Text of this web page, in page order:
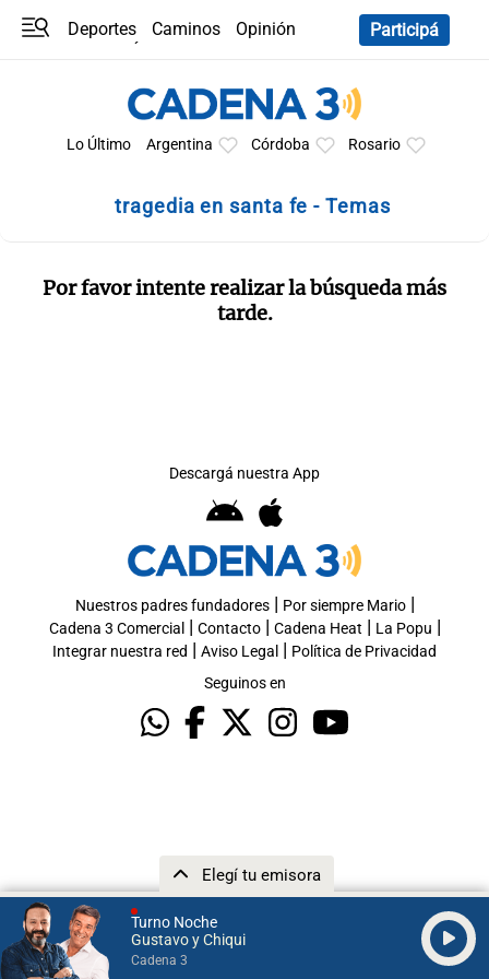
Turno Noche
Gustavo y Chiqui
Cadena 3
Elegí tu emisora
Deportes Caminos
Opinión
Participá
Lo Último Argentina Córdoba Rosario
tragedia en santa fe - Temas
Por favor intente realizar la búsqueda más
tarde.
Descargá nuestra App
Nuestros padres fundadores| Por siempre Mario|
Cadena 3 Comercial | Contacto| Cadena Heat | La Popu |
Integrar nuestra red | Aviso Legal | Política de Privacidad
Seguinos en